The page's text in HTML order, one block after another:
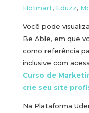
Hotmart, Eduzz,
Você pode
Be Able, em que
como referência
inclusive com
Curso de
crie seu site
Na Plataforma